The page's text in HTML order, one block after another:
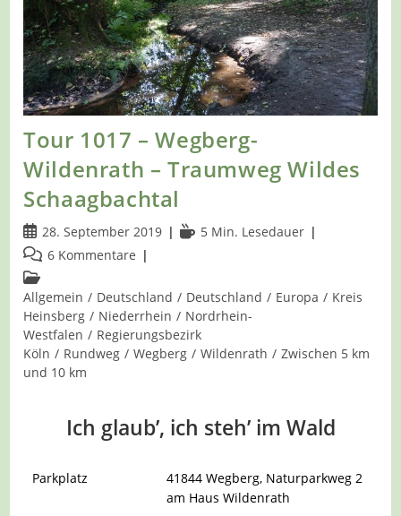
Tour 1017 – Wegberg-
Wildenrath – Traumweg Wildes
Schaagbachtal
Beitrag
veröffentlicht:
28. September 2019 Lesedauer:
5 Min. Lesedauer
Beitrags-
Kommentare:
6 Kommentare
Beitrags-
Kategorie:
Allgemein / Deutschland / Deutschland / Europa / Kreis
Heinsberg / Niederrhein / Nordrhein-
Westfalen / Regierungsbezirk
Köln / Rundweg / Wegberg / Wildenrath / Zwischen 5 km
und 10 km
Ich glaub’, ich steh’ im Wald
Parkplatz
41844 Wegberg, Naturparkweg 2
am Haus Wildenrath